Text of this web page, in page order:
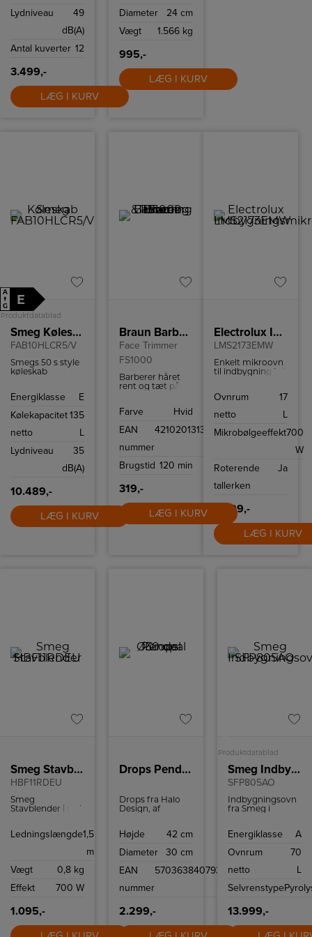
Lydniveau
49
dB(A)
Antal kuverter 12
3.499,-
LÆG I KURV
design. Koldstøbt
PFAS‑fri
non‑stick og
nittet
stålhåndtag.
Egnet til alle
varmekilder,
ovnfast op til 250
°C, inklusive
Diameter
24 cm
Vægt
1.566 kg
995,-
LÆG I KURV
A
↑
G
E
Produktdatablad
Smeg Køleskab
FAB10HLCR5/V
Smegs 50 s style
køleskab
kølekapacitet og
teknologier som
og let afrimning.
venstrehængslet.
Energiklasse
E
Kølekapacitet
netto
135
L
Lydniveau
35
dB(A)
10.489,-
LÆG I KURV
Braun Barbering & Trimning
Face Trimmer
FS1000
Barberer håret
rent og tæt på
lægge makeup.
Farve
Hvid
EAN
nummer
4210201313908
Brugstid 120 min
319,-
LÆG I KURV
Electrolux Indbygningsmikroovn
LMS2173EMW
Enkelt mikroovn
til indbygning i et
Ovnrum
netto
17
L
Mikrobølgeeffekt700
W
Roterende
tallerken
Ja
3.999,-
LÆG I KURV
Smeg Stavblender
HBF11RDEU
Smeg
Stavblender i rød.
Ledningslængde1,5
m
Vægt
0,8 kg
Effekt
700 W
1.095,-
Drops Pendel Ø30 opal
Drops fra Halo
Design, af
en klassisk
farvet glas,
Europa, netop for
den gode
bliver kastet flot
og ensartet ud i
rummet og med
Højde
42 cm
Diameter
30 cm
EAN
nummer
5703638407931
2.299,-
Produktdatablad
Smeg Indbygningsovn
SFP805AO
Indbygningsovn
fra Smeg i
ovnrum.
Energiklasse
A
Ovnrum
netto
70
L
Selvrenstype
13.999,-